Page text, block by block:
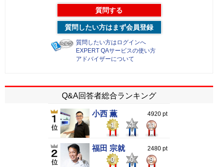
質問する
質問したい方はまず会員登録
質問したい方はログインへ
EXPERT QAサービスの使い方
アドバイザーについて
Q&A回答者総合ランキング
小西 薫 4920 pt
1 3 11
福田 宗就 2480 pt
0 0 9